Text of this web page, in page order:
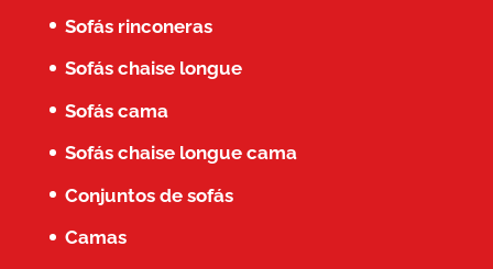
Sofás rinconeras
Sofás chaise longue
Sofás cama
Sofás chaise longue cama
Conjuntos de sofás
Camas